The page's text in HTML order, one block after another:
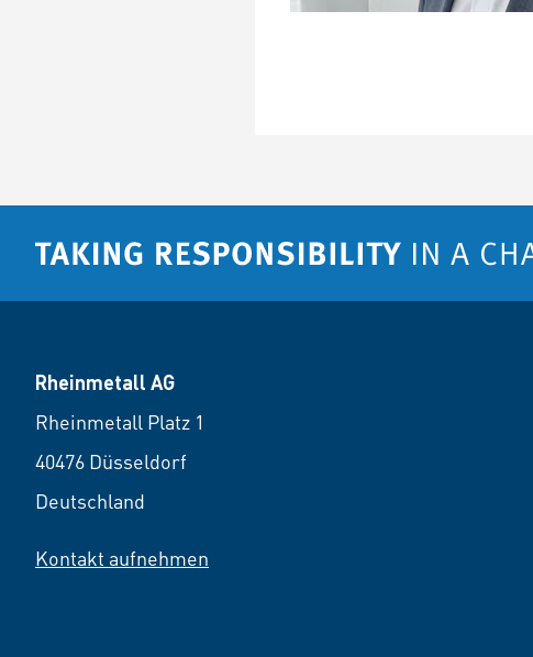
Rheinmetall AG
Rheinmetall Platz 1
40476 Düsseldorf
Deutschland
Kontakt aufnehmen